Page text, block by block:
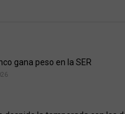
gana peso en la SER